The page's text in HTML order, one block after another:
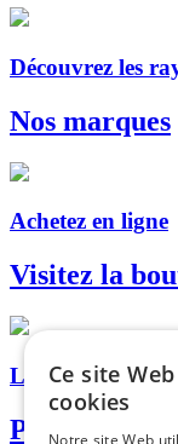
Découvrez les
Nos marques
Achetez en ligne
Visitez la
Livraison, retrait
Paiement
Ce site
cookies
Notre site Web